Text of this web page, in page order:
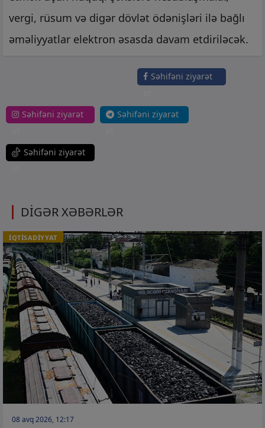
vergi, rüsum və digər dövlət ödənişləri ilə bağlı
əməliyyatlar elektron əsasda davam etdiriləcək.
Səhifəni ziyarət
Səhifəni ziyarət
Səhifəni ziyarət
Səhifəni ziyarət
DİGƏR XƏBƏRLƏR
İQTİSADİYYAT
08 avq 2026, 12:17